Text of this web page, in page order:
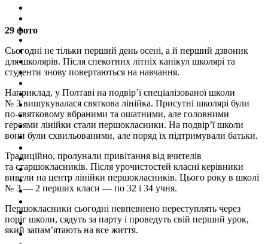
29 фото
Сьогодні не тільки перший день осені, а й перший дзвоник
для школярів. Після спекотних літніх канікул школярі та
студенти знову повертаються на навчання.
Наприклад, у Полтаві на подвір’ї спеціалізованої школи
№ 3 вишукувалася святкова лінійка. Присутні школярі були
по-святковому вбраними та ошатними, але головними
героями лінійки стали першокласники. На подвір’ї школи
вони були схвильованими, але поряд їх підтримували батьки.
Традиційно, пролунали привітання від вчителів
та старшокласників. Після урочистостей класні керівники
вивели на центр лінійки першокласників. Цього року в школі
№ 3 — 2 перших класи — по 32 і 34 учня.
Першокласники сьогодні невпевнено переступлять через
поріг школи, сядуть за парту і проведуть свій перший урок,
який запам’ятають на все життя.